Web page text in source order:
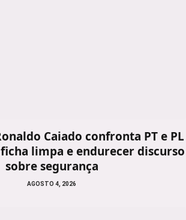
Caiado confronta PT e PL
limpa e endurecer discurso
sobre segurança
AGOSTO 4, 2026